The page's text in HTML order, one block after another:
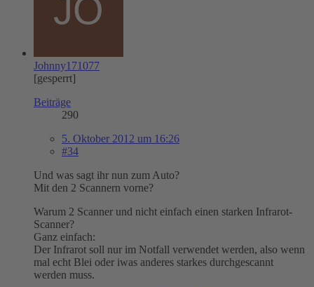
Johnny171077
[gesperrt]
Beiträge
290
5. Oktober 2012 um 16:26
#34
Und was sagt ihr nun zum Auto?
Mit den 2 Scannern vorne?
Warum 2 Scanner und nicht einfach einen starken Infrarot-
Scanner?
Ganz einfach:
Der Infrarot soll nur im Notfall verwendet werden, also wenn
mal echt Blei oder iwas anderes starkes durchgescannt
werden muss.